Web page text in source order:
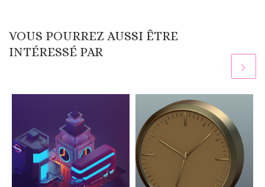
VOUS POURREZ AUSSI ÊTRE
INTÉRESSÉ PAR